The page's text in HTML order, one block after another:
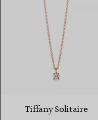
Tiffany Solitaire